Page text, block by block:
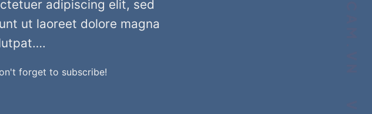
adipiscing elit, sed
ut laoreet dolore magna
forget to subscribe!